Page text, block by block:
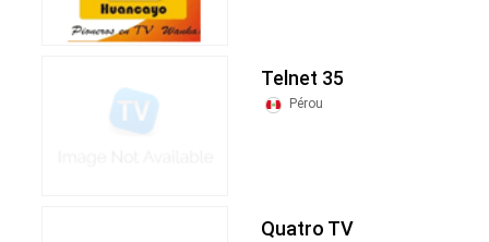
Telnet 35
Pérou
Quatro TV